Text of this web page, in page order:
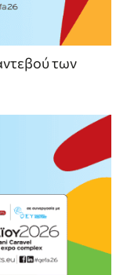
των